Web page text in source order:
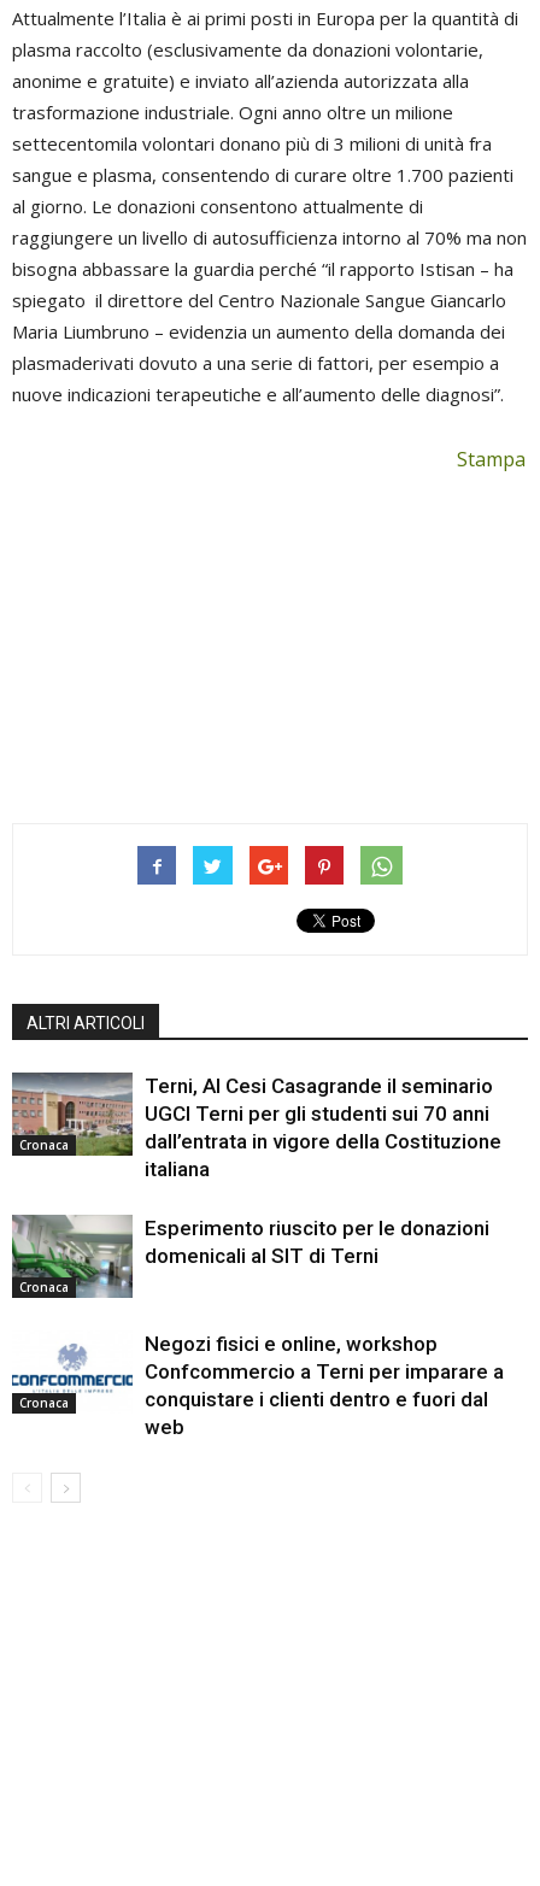
Attualmente l’Italia è ai primi posti in Europa per la quantità di
plasma raccolto (esclusivamente da donazioni volontarie,
anonime e gratuite) e inviato all’azienda autorizzata alla
trasformazione industriale. Ogni anno oltre un milione
settecentomila volontari donano più di 3 milioni di unità fra
sangue e plasma, consentendo di curare oltre 1.700 pazienti
al giorno. Le donazioni consentono attualmente di
raggiungere un livello di autosufficienza intorno al 70% ma non
bisogna abbassare la guardia perché “il rapporto Istisan – ha
spiegato il direttore del Centro Nazionale Sangue Giancarlo
Maria Liumbruno – evidenzia un aumento della domanda dei
plasmaderivati dovuto a una serie di fattori, per esempio a
nuove indicazioni terapeutiche e all’aumento delle diagnosi”.
Stampa
ALTRI ARTICOLI
Cronaca
Terni, Al Cesi Casagrande il seminario
UGCI Terni per gli studenti sui 70 anni
dall’entrata in vigore della Costituzione
italiana
Cronaca
Esperimento riuscito per le donazioni
domenicali al SIT di Terni
Cronaca
Negozi fisici e online, workshop
Confcommercio a Terni per imparare a
conquistare i clienti dentro e fuori dal
web